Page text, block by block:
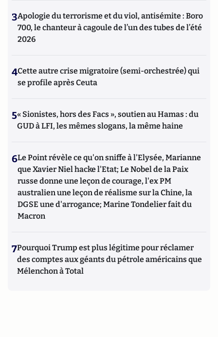
3Apologie du terrorisme et du viol, antisémite : Boro
700, le chanteur à cagoule de l’un des tubes de l’été
2026
4Cette autre crise migratoire (semi-orchestrée) qui
se profile après Ceuta
5« Sionistes, hors des Facs », soutien au Hamas : du
GUD à LFI, les mêmes slogans, la même haine
6Le Point révèle ce qu'on sniffe à l'Elysée, Marianne
que Xavier Niel hacke l'Etat; Le Nobel de la Paix
russe donne une leçon de courage, l'ex PM
australien une leçon de réalisme sur la Chine, la
DGSE une d'arrogance; Marine Tondelier fait du
Macron
7Pourquoi Trump est plus légitime pour réclamer
des comptes aux géants du pétrole américains que
Mélenchon à Total